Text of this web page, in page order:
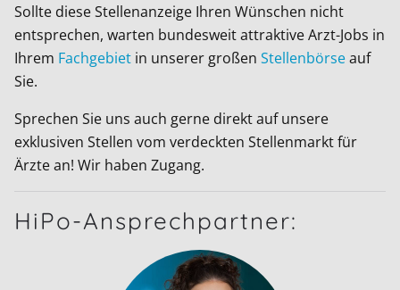
Sollte diese Stellenanzeige Ihren Wünschen nicht
entsprechen, warten bundesweit attraktive Arzt-Jobs in
Ihrem Fachgebiet in unserer großen Stellenbörseauf
Sie.
Sprechen Sie uns auch gerne direkt auf unsere
exklusiven Stellen vom verdeckten Stellenmarkt für
Ärzte an! Wir haben Zugang.
HiPo-Ansprechpartner: